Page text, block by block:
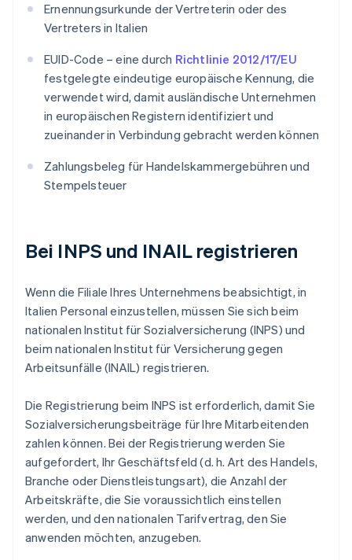
Ernennungsurkunde der Vertreterin oder des
Vertreters in Italien
EUID-Code – eine durch Richtlinie 2012/17/EU
festgelegte eindeutige europäische Kennung, die
verwendet wird, damit ausländische Unternehmen
in europäischen Registern identifiziert und
zueinander in Verbindung gebracht werden können
Zahlungsbeleg für Handelskammergebühren und
Stempelsteuer
Bei INPS und INAIL registrieren
Wenn die Filiale Ihres Unternehmens beabsichtigt, in
Italien Personal einzustellen, müssen Sie sich beim
nationalen Institut für Sozialversicherung (INPS) und
beim nationalen Institut für Versicherung gegen
Arbeitsunfälle (INAIL) registrieren.
Die Registrierung beim INPS ist erforderlich, damit Sie
Sozialversicherungsbeiträge für Ihre Mitarbeitenden
zahlen können. Bei der Registrierung werden Sie
aufgefordert, Ihr Geschäftsfeld (d. h. Art des Handels,
Branche oder Dienstleistungsart), die Anzahl der
Arbeitskräfte, die Sie voraussichtlich einstellen
werden, und den nationalen Tarifvertrag, den Sie
anwenden möchten, anzugeben.